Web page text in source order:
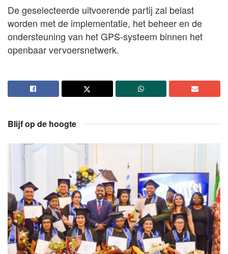
De geselecteerde uitvoerende partij zal belast
worden met de implementatie, het beheer en de
ondersteuning van het GPS-systeem binnen het
openbaar vervoersnetwerk.
Blijf op de hoogte